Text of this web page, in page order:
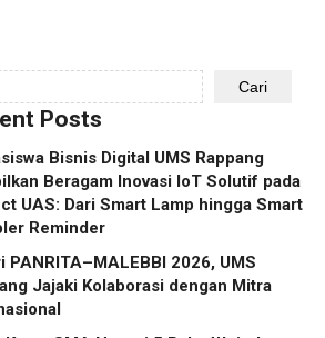
Cari
Posts
Bisnis Digital UMS Rappang
Beragam Inovasi IoT Solutif pada
UAS: Dari Smart Lamp hingga Smart
Reminder
PANRITA–MALEBBI 2026, UMS
Jajaki Kolaborasi dengan Mitra